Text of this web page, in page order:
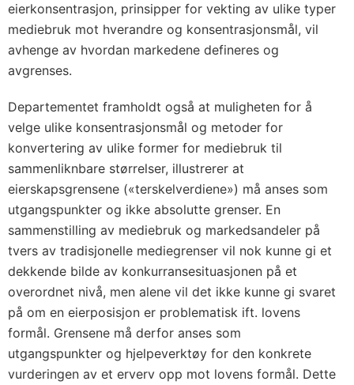
eierkonsentrasjon, prinsipper for vekting av ulike typer
mediebruk mot hverandre og konsentrasjonsmål, vil
avhenge av hvordan markedene defineres og
avgrenses.
Departementet framholdt også at muligheten for å
velge ulike konsentrasjonsmål og metoder for
konvertering av ulike former for mediebruk til
sammenliknbare størrelser, illustrerer at
eierskapsgrensene («terskelverdiene») må anses som
utgangspunkter og ikke absolutte grenser. En
sammenstilling av mediebruk og markedsandeler på
tvers av tradisjonelle mediegrenser vil nok kunne gi et
dekkende bilde av konkurransesituasjonen på et
overordnet nivå, men alene vil det ikke kunne gi svaret
på om en eierposisjon er problematisk ift. lovens
formål. Grensene må derfor anses som
utgangspunkter og hjelpeverktøy for den konkrete
vurderingen av et erverv opp mot lovens formål. Dette